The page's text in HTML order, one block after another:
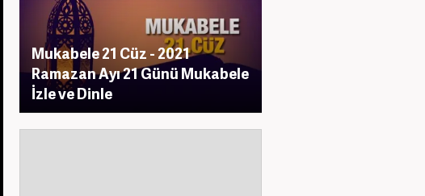
Mukabele 21 Cüz - 2021
Ramazan Ayı 21 Günü Mukabele
İzle ve Dinle